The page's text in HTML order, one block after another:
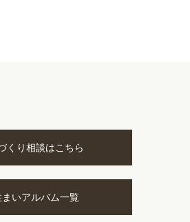
くり相談はこちら
まいアルバム一覧